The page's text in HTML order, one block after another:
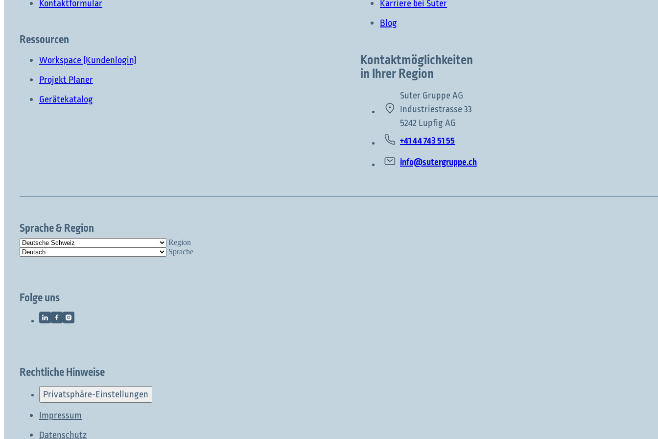
Kontaktformular
Ressourcen
Workspace (Kundenlogin)
Projekt Planer
Gerätekatalog
Karriere bei Suter
Blog
Kontaktmöglichkeiten
in Ihrer Region
Suter Gruppe AG
Industriestrasse 33
5242 Lupfig AG
+41 44 743 51 55
info@sutergruppe.ch
Sprache & Region
Region
Sprache
Folge uns
Rechtliche Hinweise
Privatsphäre-Einstellungen
Impressum
Datenschutz